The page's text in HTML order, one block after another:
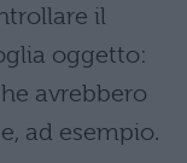
il
oggetto:
avrebbero
ad esempio.